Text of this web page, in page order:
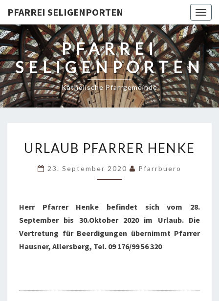
PFARREI SELIGENPORTEN
PFARREI
SELIGENPORTEN
Katholische Pfarrgemeinde
PFARRER
HENKE
URLAUB PFARRER HENKE
23. September 2020 Pfarrbuero
Herr Pfarrer Henke befindet sich vom 28.
September bis 30.Oktober 2020 im Urlaub. Die
Vertretung für Beerdigungen übernimmt Pfarrer
Hausner, Allersberg, Tel. 09 176/99 56 320